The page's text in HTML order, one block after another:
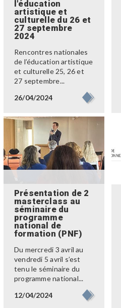
l'éducation
artistique et
culturelle du 26 et
27 septembre
2024
Rencontres nationales
de l’éducation artistique
et culturelle 25, 26 et
27 septembre...
26/04/2024
Présentation de 2
masterclass au
séminaire du
programme
national de
formation (PNF)
Du mercredi 3 avril au
vendredi 5 avril s’est
tenu le séminaire du
programme national...
12/04/2024